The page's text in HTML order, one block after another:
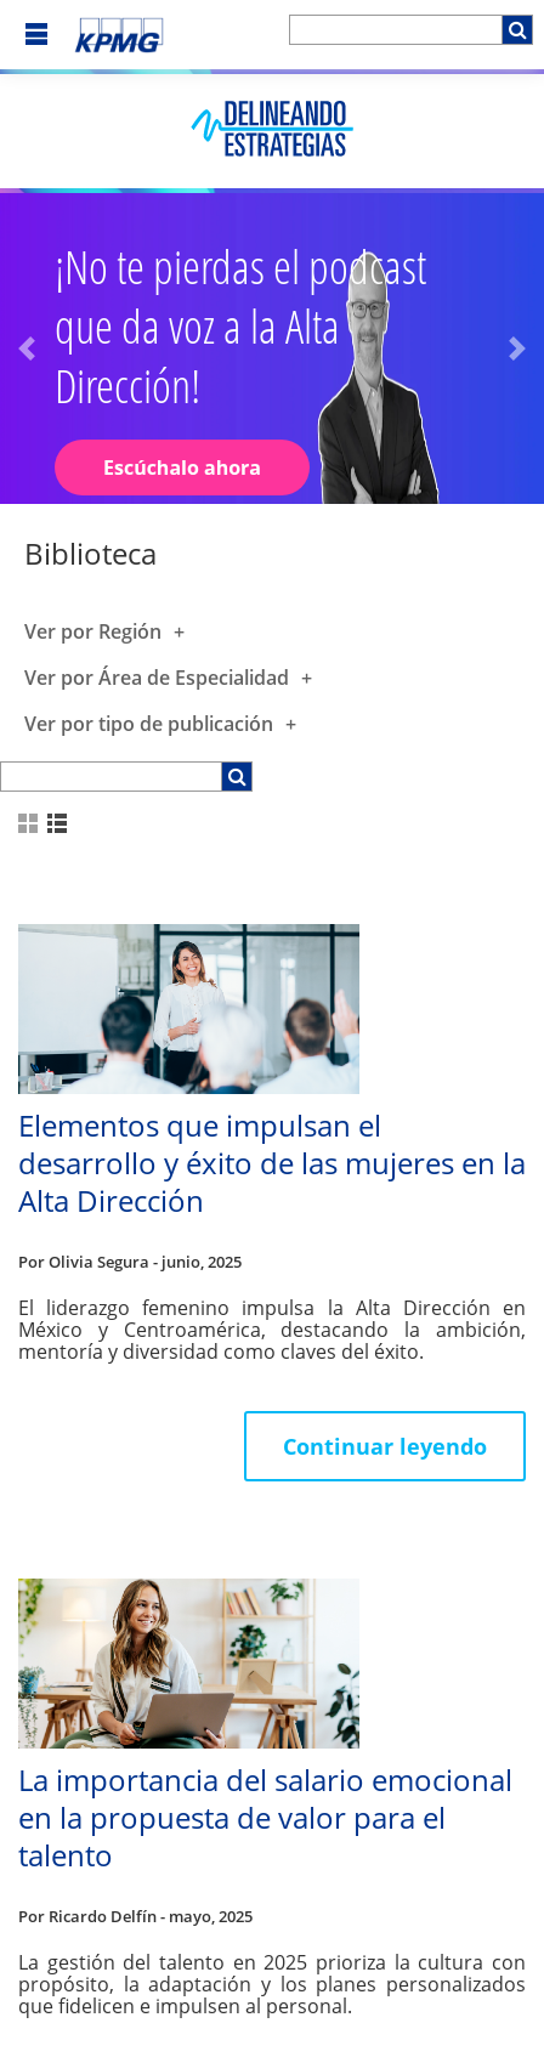
¡No te pierdas el podcast
que da voz a la Alta
Dirección!
Biblioteca
Ver por Región
Ver por Área de Especialidad
Ver por tipo de publicación
Elementos que impulsan el
desarrollo y éxito de las mujeres en la
Alta Dirección
Por Olivia Segura - junio, 2025
El liderazgo femenino impulsa la Alta Dirección en
México y Centroamérica, destacando la ambición,
mentoría y diversidad como claves del éxito.
Continuar leyendo
La importancia del salario emocional
en la propuesta de valor para el
talento
Por Ricardo Delfín - mayo, 2025
La gestión del talento en 2025 prioriza la cultura con
propósito, la adaptación y los planes personalizados
que fidelicen e impulsen al personal.